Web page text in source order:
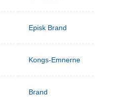
Episk Brand
Kongs-Emnerne
Brand